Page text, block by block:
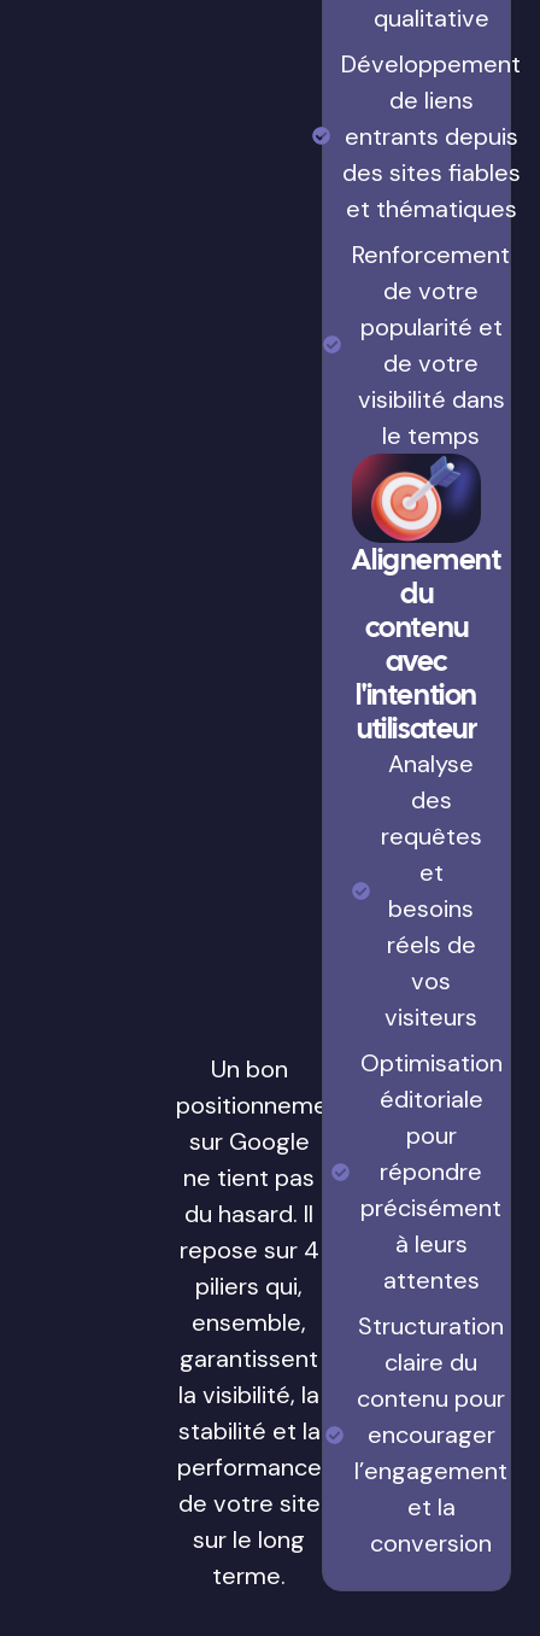
Un bon
positionnement
sur Google
ne tient pas
du hasard. Il
repose sur 4
piliers qui,
ensemble,
garantissent
la visibilité, la
stabilité et la
performance
de votre site
sur le long
terme.
qualitative
Développement
de liens
entrants depuis
des sites fiables
et thématiques
Renforcement
de votre
popularité et
de votre
visibilité dans
le temps
Alignement
du
contenu
avec
l'intention
utilisateur
Analyse
des
requêtes
et
besoins
réels de
vos
visiteurs
Optimisation
éditoriale
pour
répondre
précisément
à leurs
attentes
Structuration
claire du
contenu pour
encourager
l’engagement
et la
conversion